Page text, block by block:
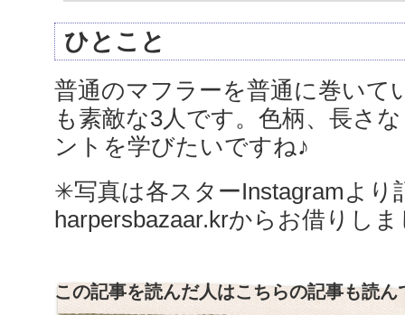
ひとこと
普通のマフラーを普通に巻いて
も素敵な3人です。色柄、長さ
ントを学びたいですね♪
✳︎写真は各スターInstagramより
harpersbazaar.krからお借りし
この記事を読んだ人はこちらの記事も読ん